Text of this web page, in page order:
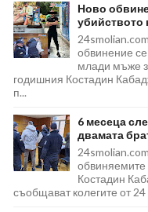
Ново
убийството
обвинение
млади мъже
годишния Костадин
п...
6 месеца
двамата
обвиняемите
Костадин
съобщават колегите от